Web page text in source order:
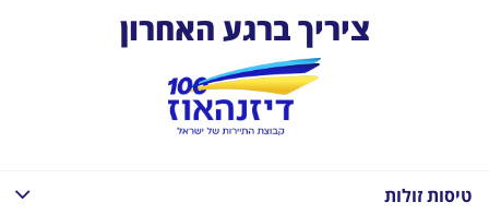
ציריך ברגע האחרון
טיסות זולות